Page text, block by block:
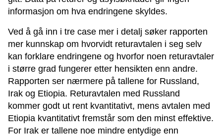
informasjon om hva endringene skyldes.
Ved å gå inn i tre case mer i detalj søker rapporten
mer kunnskap om hvorvidt returavtalen i seg selv
kan forklare endringene og hvorfor noen returavtaler
i større grad fungerer etter hensikten enn andre.
Rapporten ser nærmere på tallene for Russland,
Irak og Etiopia. Returavtalen med Russland
kommer godt ut rent kvantitativt, mens avtalen med
Etiopia kvantitativt fremstår som den minst effektive.
For Irak er tallene noe mindre entydige enn